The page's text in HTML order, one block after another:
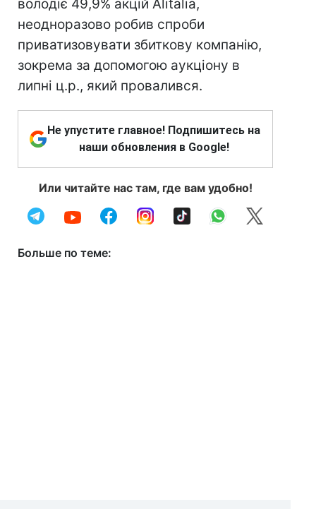
володіє 49,9% акцій Alitalia,
неодноразово робив спроби
приватизовувати збиткову компанію,
зокрема за допомогою аукціону в
липні ц.р., який провалився.
Не упустите главное! Подпишитесь на
наши обновления в Google!
Или читайте нас там, где вам удобно!
Больше по теме: